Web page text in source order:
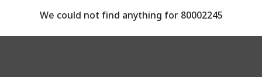
assignment ลงทะเบียน
We could not find anything for 80002245